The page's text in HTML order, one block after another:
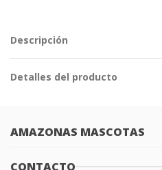
Descripción
Detalles del producto
AMAZONAS MASCOTAS
CONTACTO